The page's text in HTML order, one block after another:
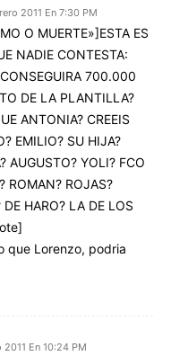
2011 En 7:30 PM
O MUERTE»]ESTA ES
NADIE CONTESTA:
700.000
DE LA PLANTILLA?
ANTONIA? CREEIS
EMILIO? SU HIJA?
AUGUSTO? YOLI? FCO
ROMAN? ROJAS?
HARO? LA DE LOS
que Lorenzo, podria
2011 En 10:24 PM